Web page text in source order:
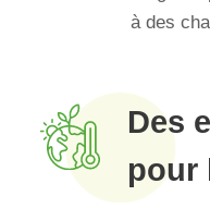
à des
Des
pour